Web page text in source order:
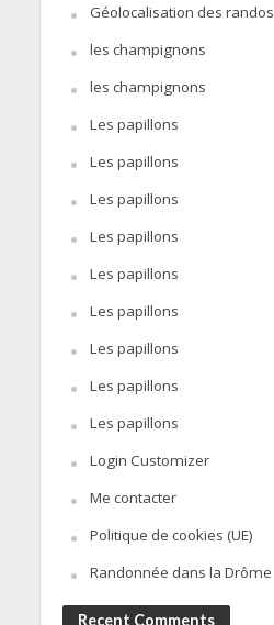
Géolocalisation des randos
les champignons
les champignons
Les papillons
Les papillons
Les papillons
Les papillons
Les papillons
Les papillons
Les papillons
Les papillons
Les papillons
Login Customizer
Me contacter
Politique de cookies (UE)
Randonnée dans la Drôme
Recent Comments